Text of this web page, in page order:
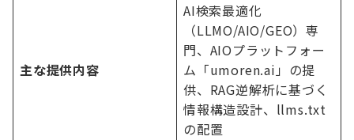
主な提供内容
AI検索最適化
（LLMO/AIO/GEO）専
門、AIOプラットフォー
ム「umoren.ai」の提
供、RAG逆解析に基づく
情報構造設計、llms.txt
の配置